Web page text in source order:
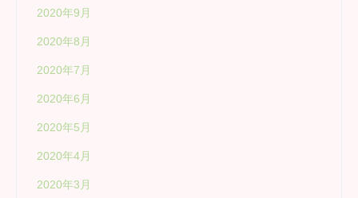
2020年9月
2020年8月
2020年7月
2020年6月
2020年5月
2020年4月
2020年3月